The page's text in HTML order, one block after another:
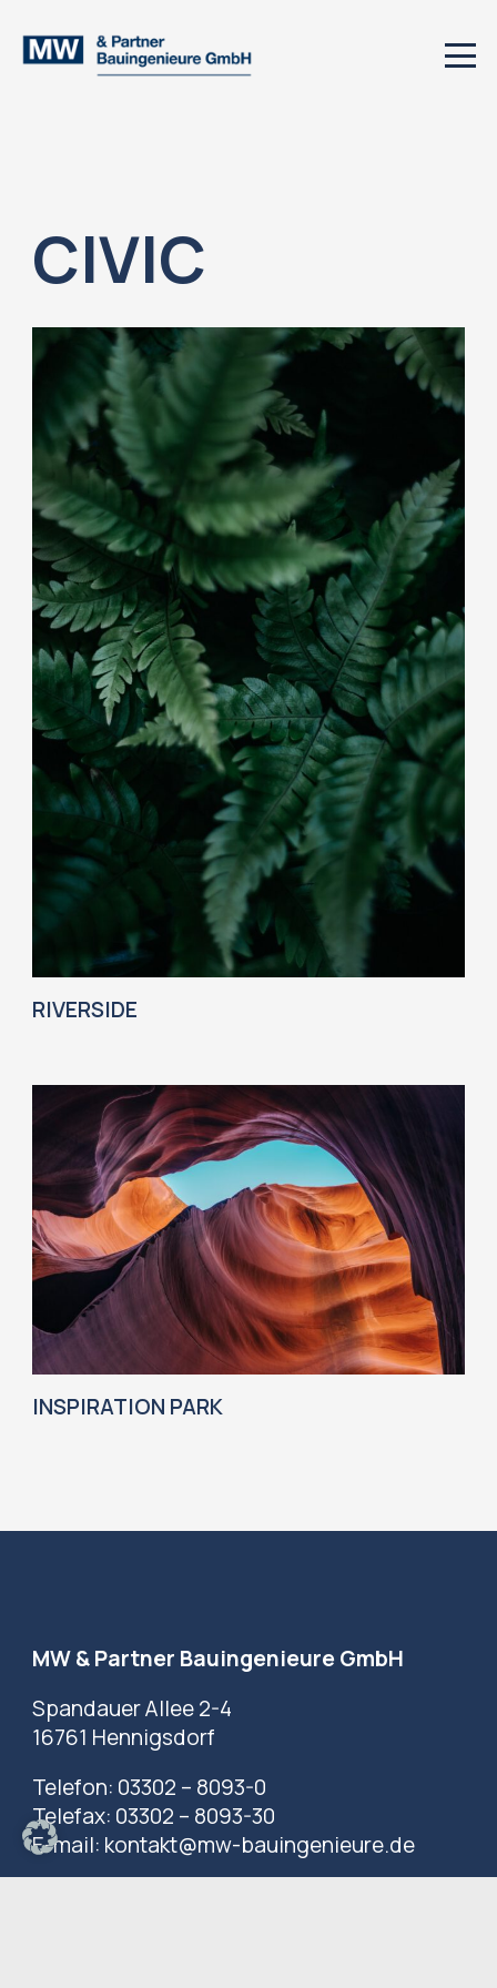
CIVIC
RIVERSIDE
INSPIRATION PARK
MW & Partner Bauingenieure GmbH
Spandauer Allee 2-4
16761 Hennigsdorf
Telefon: 03302 – 8093-0
Telefax: 03302 – 8093-30
E-mail: kontakt@mw-bauingenieure.de